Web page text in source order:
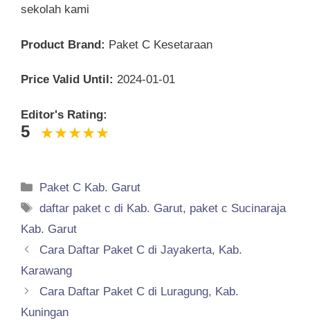
sekolah kami
Product Brand: Paket C Kesetaraan
Price Valid Until: 2024-01-01
Editor's Rating:
5
Categories
Paket C Kab. Garut
Tags
daftar paket c di Kab. Garut, paket c Sucinaraja
Kab. Garut
Cara Daftar Paket C di Jayakerta, Kab.
Karawang
Cara Daftar Paket C di Luragung, Kab.
Kuningan